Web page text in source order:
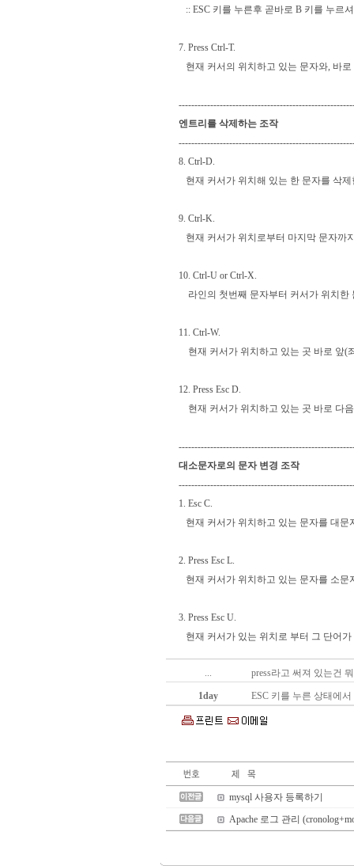
:: ESC 키를 누른후 곧바로 B 키를 누르
7. Press Ctrl-T.
현재 커서의 위치하고 있는 문자와, 바
엔트리를 삭제하는 조작
8. Ctrl-D.
현재 커서가 위치해 있는 한 문자를 삭제
9. Ctrl-K.
현재 커서가 위치로부터 마지막 문자까
10. Ctrl-U or Ctrl-X.
라인의 첫번째 문자부터 커서가 위치한
11. Ctrl-W.
현재 커서가 위치하고 있는 곳 바로 앞(
12. Press Esc D.
현재 커서가 위치하고 있는 곳 바로 다
대소문자로의 문자 변경 조작
1. Esc C.
현재 커서가 위치하고 있는 문자를 대문
2. Press Esc L.
현재 커서가 위치하고 있는 문자를 소문
3. Press Esc U.
현재 커서가 있는 위치로 부터 그 단어
... press라고 써져 있는건
1day ESC 키를 누른 상태에
mysql 사용자 등록하기
Apache 로그 관리